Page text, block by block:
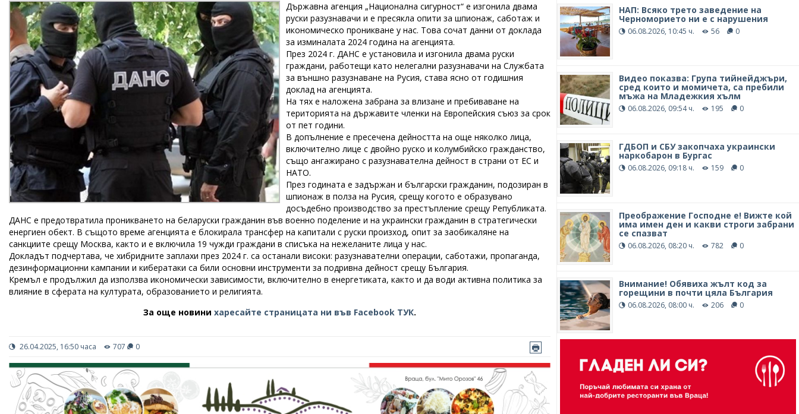
Държавна агенция „Национална сигурност“ е изгонила двама
руски разузнавачи и е пресякла опити за шпионаж, саботаж и
икономическо проникване у нас. Това сочат данни от доклада
за изминалата 2024 година на агенцията.
През 2024 г. ДАНС е установила и изгонила двама руски
граждани, работещи като нелегални разузнавачи на Службата
за външно разузнаване на Русия, става ясно от годишния
доклад на агенцията.
На тях е наложена забрана за влизане и пребиваване на
територията на държавите членки на Европейския съюз за срок
от пет години.
В допълнение е пресечена дейността на още няколко лица,
включително лице с двойно руско и колумбийско гражданство,
също ангажирано с разузнавателна дейност в страни от ЕС и
НАТО.
През годината е задържан и български гражданин, подозиран в
шпионаж в полза на Русия, срещу когото е образувано
досъдебно производство за престъпление срещу Републиката.
ДАНС е предотвратила проникването на беларуски гражданин във военно поделение и на украински гражданин в стратегически
енергиен обект. В същото време агенцията е блокирала трансфер на капитали с руски произход, опит за заобикаляне на
санкциите срещу Москва, както и е включила 19 чужди граждани в списъка на нежеланите лица у нас.
Докладът подчертава, че хибридните заплахи през 2024 г. са останали високи: разузнавателни операции, саботажи, пропаганда,
дезинформационни кампании и кибератаки са били основни инструменти за подривна дейност срещу България.
Кремъл е продължил да използва икономически зависимости, включително в енергетиката, както и да води активна политика за
влияние в сферата на културата, образованието и религията.
За още новинихаресайте страницата ни във Facebook ТУК.
26.04.2025, 16:50 часа 707 0
НАП: Всяко трето заведение на
Черноморието ни е с нарушения
06.08.2026, 10:45 ч. 56 0
Видео показва: Група тийнейджъри,
сред които и момичета, са пребили
мъжа на Младежкия хълм
06.08.2026, 09:54 ч. 195 0
ГДБОП и СБУ закопчаха украински
наркобарон в Бургас
06.08.2026, 09:18 ч. 159 0
Преображение Господне е! Вижте кой
има имен ден и какви строги забрани
се спазват
06.08.2026, 08:20 ч. 782 0
Внимание! Обявиха жълт код за
горещини в почти цяла България
06.08.2026, 08:00 ч. 206 0